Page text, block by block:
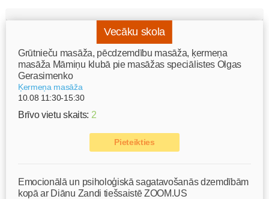
Vecāku skola
Grūtnieču masāža, pēcdzemdību masāža, ķermeņa
masāža Māmiņu klubā pie masāžas speciālistes Olgas
Gerasimenko
Ķermeņa masāža
10.08 11:30-15:30
Brīvo vietu skaits: 2
Pieteikties
Emocionālā un psiholoģiskā sagatavošanās dzemdībām
kopā ar Diānu Zandi tiešsaistē ZOOM.US